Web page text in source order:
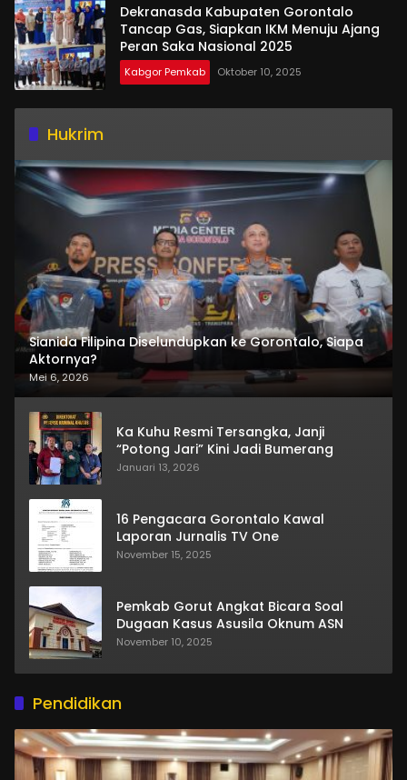
Dekranasda Kabupaten Gorontalo
Tancap Gas, Siapkan IKM Menuju Ajang
Peran Saka Nasional 2025
Kabgor Pemkab Oktober 10, 2025
Hukrim
Sianida Filipina Diselundupkan ke Gorontalo, Siapa
Aktornya?
Mei 6, 2026
Ka Kuhu Resmi Tersangka, Janji
“Potong Jari” Kini Jadi Bumerang
Januari 13, 2026
16 Pengacara Gorontalo Kawal
Laporan Jurnalis TV One
November 15, 2025
Pemkab Gorut Angkat Bicara Soal
Dugaan Kasus Asusila Oknum ASN
November 10, 2025
Pendidikan